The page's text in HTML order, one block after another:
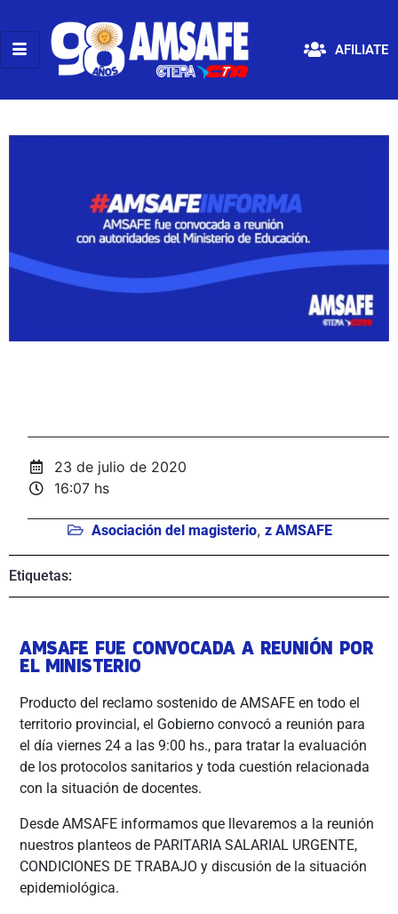
AFILIATE
23 de julio de 2020
16:07 hs
Asociación del magisterio, z AMSAFE
Etiquetas:
AMSAFE FUE CONVOCADA A REUNIÓN POR
EL MINISTERIO
Producto del reclamo sostenido de AMSAFE en todo el
territorio provincial, el Gobierno convocó a reunión para
el día viernes 24 a las 9:00 hs., para tratar la evaluación
de los protocolos sanitarios y toda cuestión relacionada
con la situación de docentes.
Desde AMSAFE informamos que llevaremos a la reunión
nuestros planteos de PARITARIA SALARIAL URGENTE,
CONDICIONES DE TRABAJO y discusión de la situación
epidemiológica.